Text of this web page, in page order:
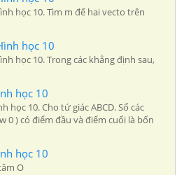
học 10. Tìm m để hai vecto trên
học 10
học 10. Trong các khẳng định sau,
học 10
học 10. Cho tứ giác ABCD. Số các
0 ) có điểm đầu và điểm cuối là bốn
học 10
O